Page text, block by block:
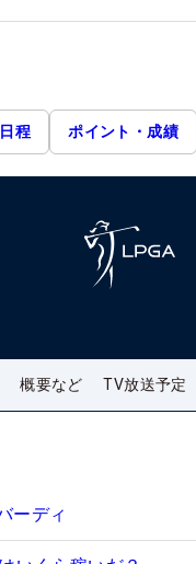
程 ポイント・成績
概要など TV放送予定
ーディ